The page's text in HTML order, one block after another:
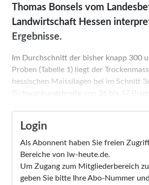
Thomas Bonsels vom
Landwirtschaft Hessen
Ergebnisse.
Im Durchschnitt der bisher knapp 300
Proben (Tabelle 1) liegt der
hessischen Maissilagen bei im Schnitt
(Schwankungsbreite von 26 bis 47
Login
Als Abonnent haben Sie freien
Bereiche von lw-heute.de.
Um Zugang zum Mitgliederbereich
geben Sie bitte Ihre Abo-Nummer